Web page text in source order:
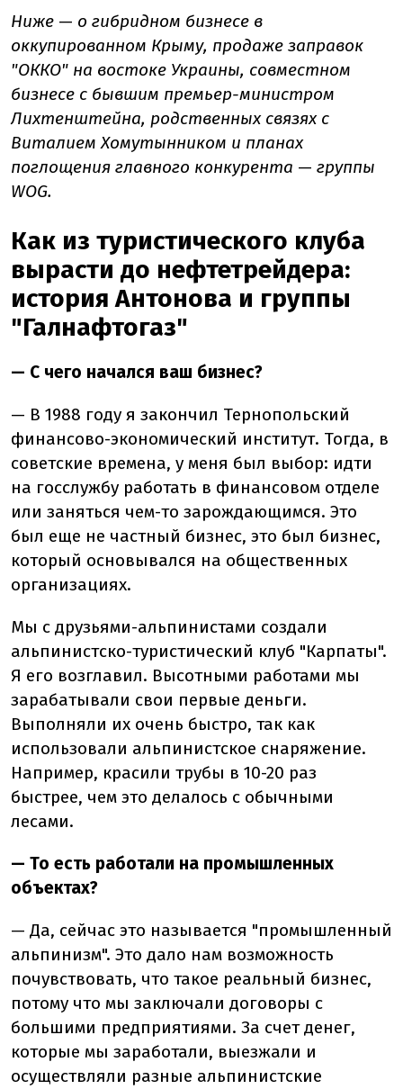
Ниже — о гибридном бизнесе в
оккупированном Крыму, продаже заправок
"ОККО" на востоке Украины, совместном
бизнесе с бывшим премьер-министром
Лихтенштейна, родственных связях с
Виталием Хомутынником и планах
поглощения главного конкурента — группы
WOG.
Как из туристического клуба
вырасти до нефтетрейдера:
история Антонова и группы
"Галнафтогаз"
— С чего начался ваш бизнес?
— В 1988 году я закончил Тернопольский
финансово-экономический институт. Тогда, в
советские времена, у меня был выбор: идти
на госслужбу работать в финансовом отделе
или заняться чем-то зарождающимся. Это
был еще не частный бизнес, это был бизнес,
который основывался на общественных
организациях.
Мы с друзьями-альпинистами создали
альпинистско-туристический клуб "Карпаты".
Я его возглавил. Высотными работами мы
зарабатывали свои первые деньги.
Выполняли их очень быстро, так как
использовали альпинистское снаряжение.
Например, красили трубы в 10-20 раз
быстрее, чем это делалось с обычными
лесами.
— То есть работали на промышленных
объектах?
— Да, сейчас это называется "промышленный
альпинизм". Это дало нам возможность
почувствовать, что такое реальный бизнес,
потому что мы заключали договоры с
большими предприятиями. За счет денег,
которые мы заработали, выезжали и
осуществляли разные альпинистские